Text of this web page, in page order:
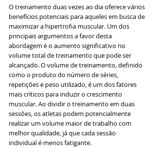
O treinamento duas vezes ao dia oferece vários
benefícios potenciais para aqueles em busca de
maximizar a hipertrofia muscular. Um dos
principais argumentos a favor desta
abordagem é o aumento significativo no
volume total de treinamento que pode ser
alcançado. O volume de treinamento, definido
como o produto do número de séries,
repetições e peso utilizado, é um dos fatores
mais críticos para induzir o crescimento
muscular. Ao dividir o treinamento em duas
sessões, os atletas podem potencialmente
realizar um volume maior de trabalho com
melhor qualidade, já que cada sessão
individual é menos fatigante.